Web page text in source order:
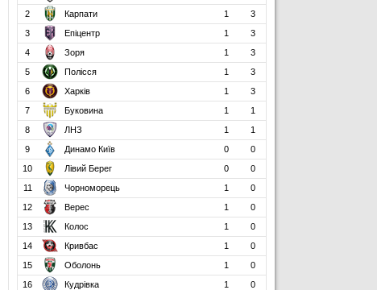
2
Карпати 1
3
3
Епіцентр 1
3
4
Зоря 1
3
5
Полісся 1
3
6
Харків 1
3
7
Буковина 1
1
8
ЛНЗ 1
1
9
Динамо Київ 0
0
10
Лівий Берег 0
0
11
Чорноморець 1
0
12
Верес 1
0
13
Колос 1
0
14
Кривбас 1
0
15
Оболонь 1
0
16
Кудрівка 1 0